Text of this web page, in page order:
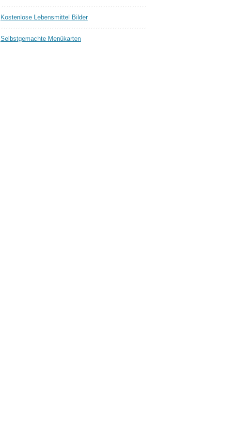
Kostenlose Lebensmittel Bilder
Selbstgemachte Menükarten